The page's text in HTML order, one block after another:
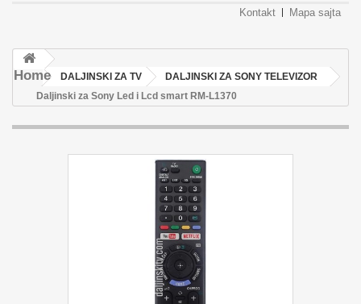
Kontakt Mapa sajta
Home DALJINSKI ZA TV
DALJINSKI ZA SONY TELEVIZOR
Daljinski za Sony Led i Lcd smart RM-L1370